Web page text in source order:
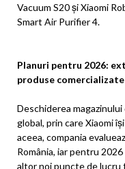
Vacuum S20 și Xiaomi
Smart Air Purifier 4.
Planuri pentru 2026:
produse comercializate
Deschiderea
global, prin care Xiaomi
aceea, compania
România, iar pentru
altor noi puncte de lucru